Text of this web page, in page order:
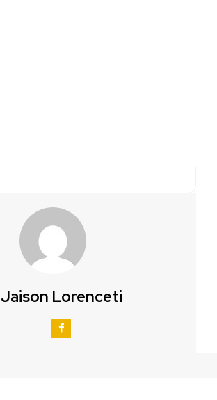
Jaison Lorenceti